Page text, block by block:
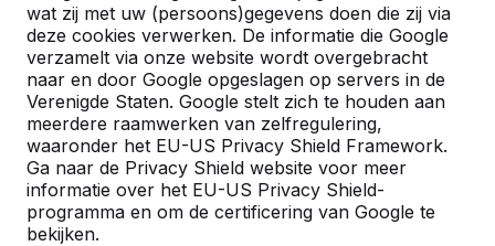
wat zij met uw (persoons)gegevens doen die zij via
deze cookies verwerken. De informatie die Google
verzamelt via onze website wordt overgebracht
naar en door Google opgeslagen op servers in de
Verenigde Staten. Google stelt zich te houden aan
meerdere raamwerken van zelfregulering,
waaronder het EU-US Privacy Shield Framework.
Ga naar de Privacy Shield website voor meer
informatie over het EU-US Privacy Shield-
programma en om de certificering van Google te
bekijken.
Zie ook
Groningen Haren
Haren
(Gn)
Hoogkerk Kronenburg
Contact